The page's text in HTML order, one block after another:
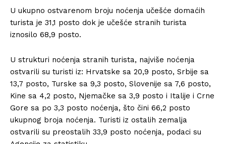
U ukupno ostvarenom broju noćenja učešće domaćih
turista je 31,1 posto dok je učešće stranih turista
iznosilo 68,9 posto.
U strukturi noćenja stranih turista, najviše noćenja
ostvarili su turisti iz: Hrvatske sa 20,9 posto, Srbije sa
13,7 posto, Turske sa 9,3 posto, Slovenije sa 7,6 posto,
Kine sa 4,2 posto, Njemačke sa 3,9 posto i Italije i Crne
Gore sa po 3,3 posto noćenja, što čini 66,2 posto
ukupnog broja noćenja. Turisti iz ostalih zemalja
ostvarili su preostalih 33,9 posto noćenja, podaci su